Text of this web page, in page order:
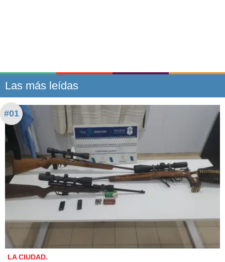
Las más leídas
#01
LA CIUDAD.